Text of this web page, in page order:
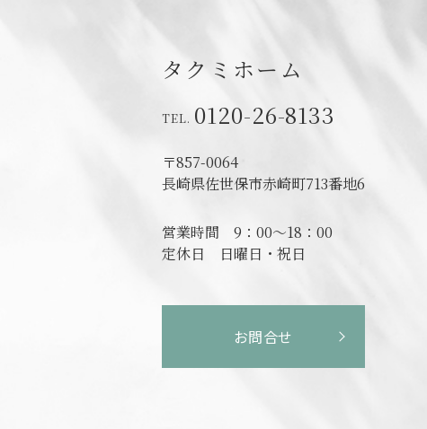
タクミホーム
0120-26-8133
〒857-0064
長崎県佐世保市赤崎町713番地6
営業時間 9：00～18：00
定休日
日曜日・祝日
お問合せ